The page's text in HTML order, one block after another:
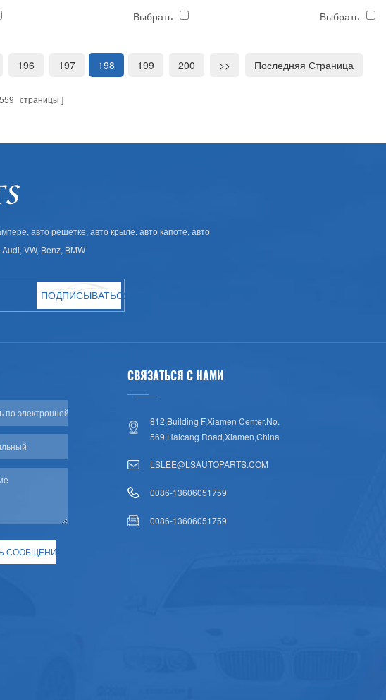
Выбрать Выбрать
196 197 198 199 200 >> Последняя Страница
страницы
авто решетке, авто крыле, авто капоте, авто
VW, Benz, BMW
ПОДПИСЫВАТЬСЯ
СВЯЗАТЬСЯ С НАМИ
812,Building F,Xiamen Center,No.
569,Haicang Road,Xiamen,China
LSLEE@LSAUTOPARTS.COM
0086-13606051759
0086-13606051759